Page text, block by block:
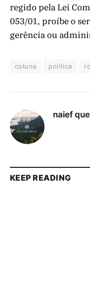
regido pela Lei
053/01, proíbe o
gerência ou
coluna política
naief
KEEP READING